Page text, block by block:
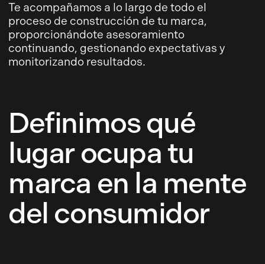
Te acompañamos a lo largo de todo el
proceso de construcción de tu marca,
proporcionándote asesoramiento
continuando, gestionando expectativas y
monitorizando resultados.
Definimos qué
lugar ocupa tu
marca en la mente
del consumidor